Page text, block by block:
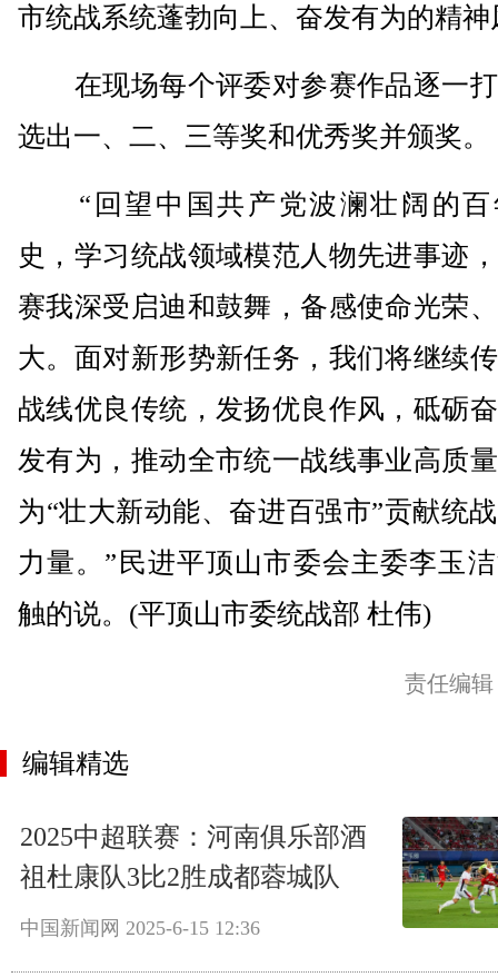
市统战系统蓬勃向上、奋发有为的精神
在现场每个评委对参赛作品逐一
选出一、二、三等奖和优秀奖并颁奖。
“回望中国共产党波澜壮阔的百
史，学习统战领域模范人物先进事迹
赛我深受启迪和鼓舞，备感使命光荣
大。面对新形势新任务，我们将继续
战线优良传统，发扬优良作风，砥砺
发有为，推动全市统一战线事业高质
为“壮大新动能、奋进百强市”贡献统
力量。”民进平顶山市委会主委李玉
触的说。(平顶山市委统战部 杜伟)
责任编
编辑精选
2025中超联赛：河南俱乐部酒
祖杜康队3比2胜成都蓉城队
中国新闻网 2025-6-15 12:36